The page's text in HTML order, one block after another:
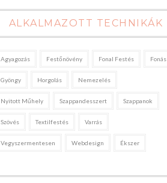
ALKALMAZOTT TECHNIKÁK
Agyagozás Festőnövény Fonal Festés Fonás
Gyöngy Horgolás Nemezelés
Nyitott Műhely Szappandesszert Szappanok
Szövés Textilfestés Varrás
Vegyszermentesen Webdesign Ékszer